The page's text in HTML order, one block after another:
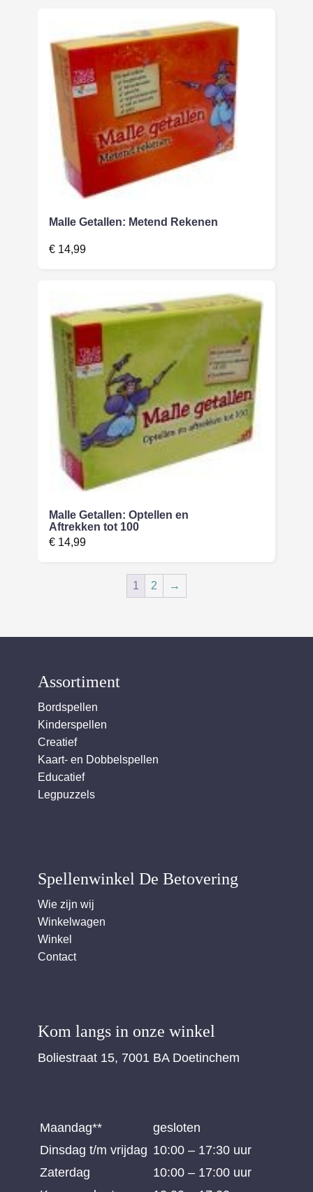
Malle Getallen: Metend Rekenen
€ 14,99
Malle Getallen: Optellen en
Aftrekken tot 100
€ 14,99
1 2 →
Assortiment
Bordspellen
Kinderspellen
Creatief
Kaart- en Dobbelspellen
Educatief
Legpuzzels
Spellenwinkel De Betover​ing
Wie zijn wij
Winkelwagen
Winkel
Contact
Kom langs in onze winkel
Boliestraat 15, 7001 BA Doetinchem
Maandag**
gesloten
Dinsdag t/m vrijdag 10:00 – 17:30 uur
Zaterdag
10:00 – 17:00 uur